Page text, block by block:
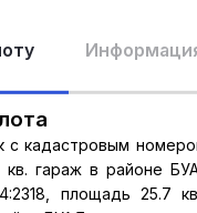
кадастровым
кв. гараж в районе
площадь 25.7